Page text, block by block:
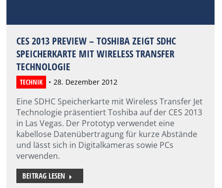
CES 2013 PREVIEW – TOSHIBA ZEIGT SDHC
SPEICHERKARTE MIT WIRELESS TRANSFER
TECHNOLOGIE
TECHNIK 28. Dezember 2012
Eine SDHC Speicherkarte mit Wireless Transfer Jet
Technologie präsentiert Toshiba auf der CES 2013
in Las Vegas. Der Prototyp verwendet eine
kabellose Datenübertragung für kurze Abstände
und lässt sich in Digitalkameras sowie PCs
verwenden.
BEITRAG LESEN